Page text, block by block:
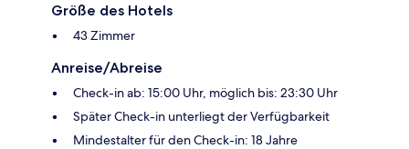
Größe des Hotels
43 Zimmer
Anreise/Abreise
Check-in ab: 15:00 Uhr, möglich bis: 23:30 Uhr
Später Check-in unterliegt der Verfügbarkeit
Mindestalter für den Check-in: 18 Jahre